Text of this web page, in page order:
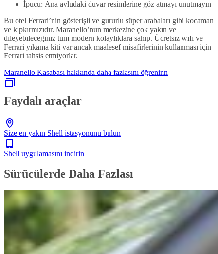
İpucu: Ana avludaki duvar resimlerine göz atmayı unutmayın
Bu otel Ferrari’nin gösterişli ve gururlu süper arabaları gibi kocaman
ve kıpkırmızıdır. Maranello’nun merkezine çok yakın ve
dileyebileceğiniz tüm modern kolaylıklara sahip. Ücretsiz wifi ve
Ferrari yıkama kiti var ancak maalesef misafirlerinin kullanması için
Ferrari tahsis etmiyorlar.
Maranello Kasabası hakkında daha fazlasını öğreninn
Faydalı araçlar
Size en yakın Shell istasyonunu bulun
Shell uygulamasını indirin
Sürücülerde Daha Fazlası